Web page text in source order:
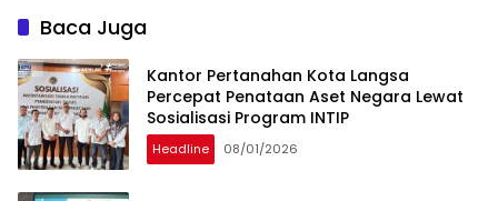
Baca Juga
Kantor Pertanahan Kota Langsa
Percepat Penataan Aset Negara Lewat
Sosialisasi Program INTIP
Headline 08/01/2026